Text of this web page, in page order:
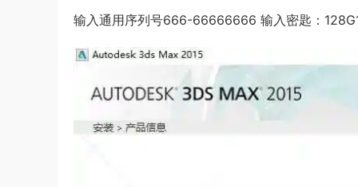
输入通用序列号666-66666666 输入密匙：